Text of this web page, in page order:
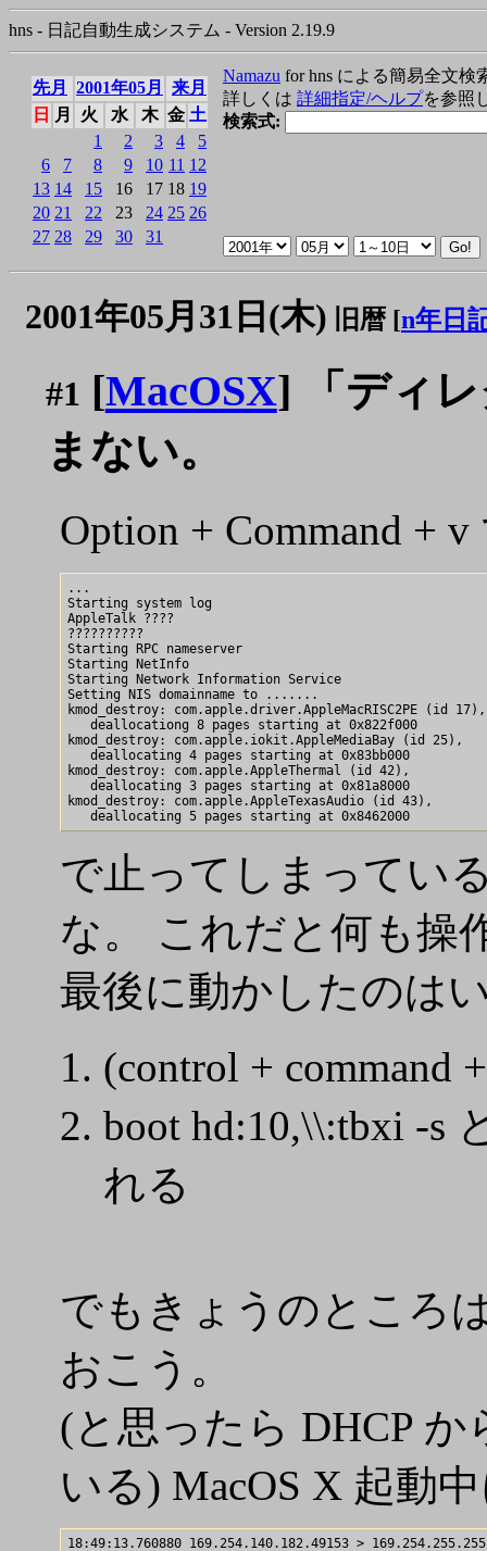
hns - 日記自動生成システム - Version 2.19.9
先月 2001年05月
来月
日
月 火 水 木 金 土
1
2 3 4
5
6
7 8 9 10 11 12
13 14 15 16 17 18 19
20 21 22 23 24 25 26
27 28 29 30 31
Namazu for hns による簡易全文検
詳しくは 詳細指定/ヘルプを参照
検索式:
2001年05月31日(木) 旧暦 [n年日
#1 [MacOSX] 「ディ
まない。
Option + Command +
...
Starting system log
AppleTalk ????
??????????
Starting RPC nameserver
Starting NetInfo
Starting Network Information Service
Setting NIS domainname to .......
kmod_destroy: com.apple.driver.AppleMacRISC2PE (id 17),
   deallocationg 8 pages starting at 0x822f000
kmod_destroy: com.apple.iokit.AppleMediaBay (id 25),
   deallocating 4 pages starting at 0x83bb000
kmod_destroy: com.apple.AppleThermal (id 42),
   deallocating 3 pages starting at 0x81a8000
kmod_destroy: com.apple.AppleTexasAudio (id 43),
で止ってしまってい
な。 これだと何も操
最後に動かしたのは
(control + command
boot hd:10,\\:tbxi -s
れる
でもきょうのところ
おこう。
(と思ったら DHCP か
いる) MacOS X 起動